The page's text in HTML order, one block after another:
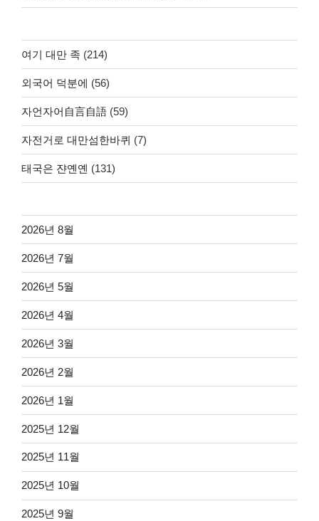
여기 대만 족 (214)
외국어 덕분에 (56)
자언자어自言自語 (59)
자전거로 대만섬한바퀴 (7)
태국은 쟌옌옌 (131)
2026년 8월
2026년 7월
2026년 5월
2026년 4월
2026년 3월
2026년 2월
2026년 1월
2025년 12월
2025년 11월
2025년 10월
2025년 9월